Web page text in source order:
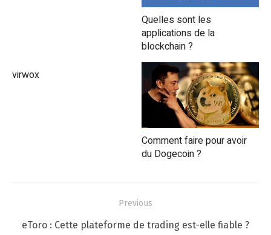
Quelles sont les
applications de la
blockchain ?
virwox
Comment faire pour avoir
du Dogecoin ?
de
Previous
Previous
eToro : Cette plateforme de trading est-elle fiable ?